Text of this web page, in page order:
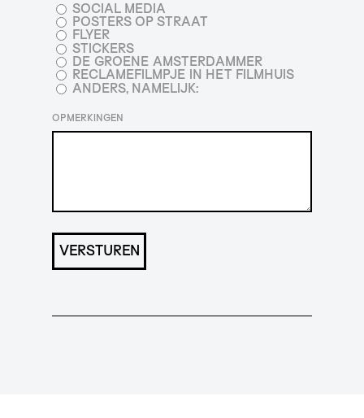
SOCIAL MEDIA
POSTERS OP STRAAT
FLYER
STICKERS
DE GROENE AMSTERDAMMER
RECLAMEFILMPJE IN HET FILMHUIS
ANDERS, NAMELIJK:
OPMERKINGEN